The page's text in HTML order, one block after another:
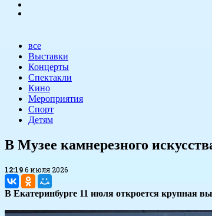
все
Выставки
Концерты
Спектакли
Кино
Мероприятия
Спорт
Детям
В Музее камнерезного
12:196 июля 2026
В Екатеринбурге 11 июля откроется крупная